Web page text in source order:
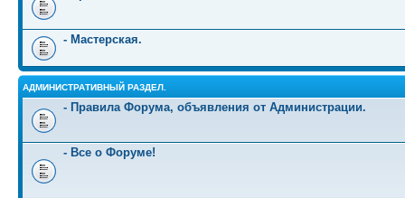
- Мастерская.
АДМИНИСТРАТИВНЫЙ РАЗДЕЛ.
- Правила Форума, объявления от Администрации.
- Все о Форуме!